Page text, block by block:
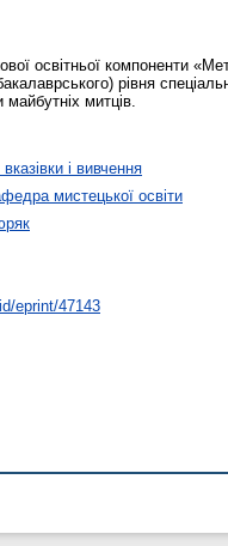
освітньої компоненти
рівня
митців.
і вивчення
мистецької освіти
eprint/47143